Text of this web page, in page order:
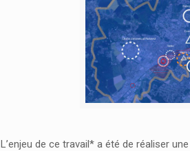
L’enjeu de ce travail* a été de réaliser